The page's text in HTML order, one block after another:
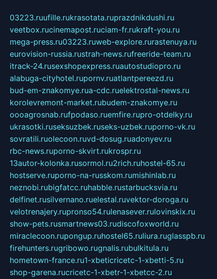
03223.ruufille.rukrasotata.ruprazdnikdushi.ru
veetbox.rucinemapost.ruciam-fr.rukraft-you.ru
mega-press.ru03223.ruweb-explore.rurastenuya.ru
eurovision-russia.rustrah-news.rufreeride-team.ru
itrack-24.rusexshopexpress.ruautostudiopro.ru
alabuga-cityhotel.rupornv.ruatlantpereezd.ru
bud-em-znakomye.rua-cdc.ruelektrostal-news.ru
korolevremont-market.rubudem-znakomye.ru
oooagrosnab.rufpodaso.ruemfire.rupro-otdelky.ru
ukrasotki.ruseksuzbek.ruseks-uzbek.ruporno-vk.ru
sovratili.ruolecoon.ruvd-dosug.ruadonyev.ru
rbc-news.ruporno-skvirt.rukrospr.ru
13autor-kolonka.rusormol.ru2rich.ruhostel-65.ru
hostserve.ruporno-na-russkom.rumishinlab.ru
neznobi.rubigfatcc.ruhabble.rustarbucksvia.ru
delfinet.rusilvernano.ruelestal.ruvektor-doroga.ru
velotrenajery.rupronso54.rulenasever.rulovinskix.ru
show-pets.rusmartnews03.rudiscofoxworld.ru
miraclecoon.rupongup.ruhostel65.ruliura.ruglasspb.ru
firehunters.rugribowo.rugnalis.rubulkitula.ru
hometown-france.ru1-xbeticricetc-1-xbetti-5.ru
shop-garena.rucricetc-1-xbetr-1-xbetcc-2.ru